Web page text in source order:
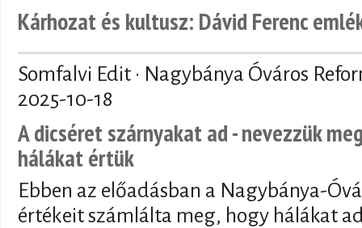
Kárhozat és kultusz: Dávid Ferenc
Somfalvi Edit · Nagybánya Óváros
2025-10-18
A dicséret szárnyakat ad - nevezzük
hálákat értük
Ebben az előadásban a Nagybánya-
értékeit számlálta meg, hogy hálákat